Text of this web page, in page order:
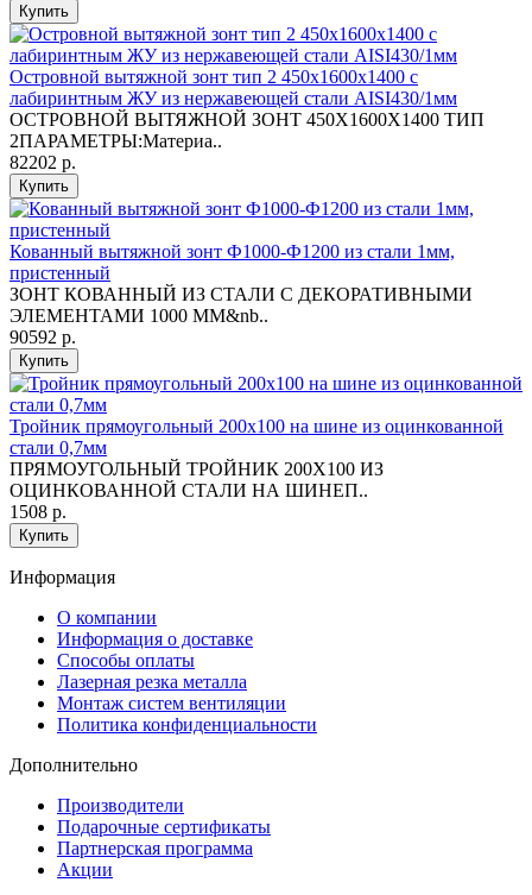
Купить
Островной вытяжной зонт тип 2 450х1600х1400 с
лабиринтным ЖУ из нержавеющей стали AISI430/1мм
ОСТРОВНОЙ ВЫТЯЖНОЙ ЗОНТ 450X1600X1400 ТИП
2ПАРАМЕТРЫ:Материа..
82202 р.
Купить
Кованный вытяжной зонт Ф1000-Ф1200 из стали 1мм,
пристенный
ЗОНТ КОВАННЫЙ ИЗ СТАЛИ С ДЕКОРАТИВНЫМИ
ЭЛЕМЕНТАМИ 1000 ММ&nb..
90592 р.
Купить
Тройник прямоугольный 200х100 на шине из оцинкованной
стали 0,7мм
ПРЯМОУГОЛЬНЫЙ ТРОЙНИК 200Х100 ИЗ
ОЦИНКОВАННОЙ СТАЛИ НА ШИНЕП..
1508 р.
Купить
Информация
O компании
Информация о доставке
Способы оплаты
Лазерная резка металла
Монтаж систем вентиляции
Политика конфиденциальности
Дополнительно
Производители
Подарочные сертификаты
Партнерская программа
Акции